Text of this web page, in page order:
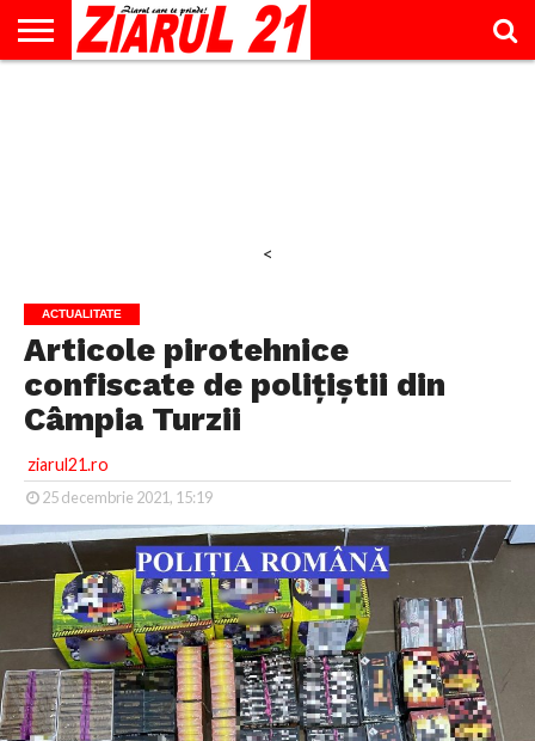
<
ACTUALITATE
Articole pirotehnice
confiscate de polițiștii din
Câmpia Turzii
ziarul21.ro
25 decembrie 2021, 15:19